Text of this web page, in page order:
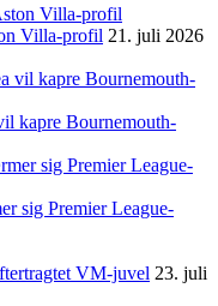
Villa-profil 21. juli 2026
kapre Bournemouth-
sig Premier League-
VM-juvel 23. juli